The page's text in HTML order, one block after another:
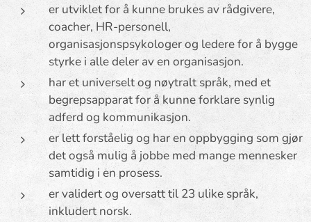
er utviklet for å kunne brukes av rådgivere,
coacher, HR-personell,
organisasjonspsykologer og ledere for å bygge
styrke i alle deler av en organisasjon.
har et universelt og nøytralt språk, med et
begrepsapparat for å kunne forklare synlig
adferd og kommunikasjon.
er lett forståelig og har en oppbygging som gjør
det også mulig å jobbe med mange mennesker
samtidig i en prosess.
er validert og oversatt til 23 ulike språk,
inkludert norsk.